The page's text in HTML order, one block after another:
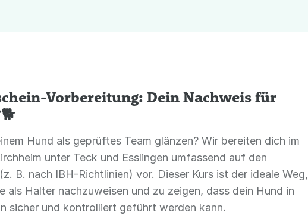
Vorbereitung: Dein Nachweis für
Hund als geprüftes Team glänzen? Wir bereiten dich im
unter Teck und Esslingen umfassend auf den
B. nach IBH-Richtlinien) vor. Dieser Kurs ist der ideale Weg,
als Halter nachzuweisen und zu zeigen, dass dein Hund in
sicher und kontrolliert geführt werden kann.